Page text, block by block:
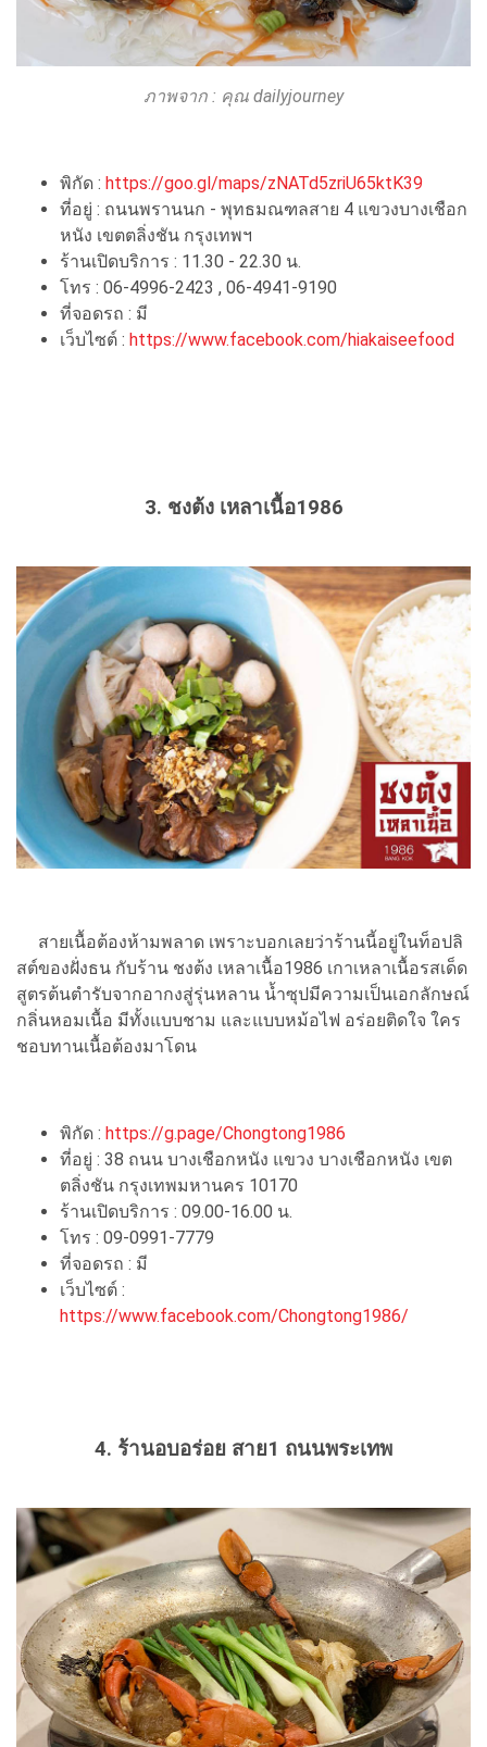
ภาพจาก : คุณ dailyjourney
พิกัด : https://goo.gl/maps/zNATd5zriU65ktK39
ที่อยู่ : ถนนพรานนก - พุทธมณฑลสาย 4 แขวงบางเชือก
หนัง เขตตลิ่งชัน กรุงเทพฯ
ร้านเปิดบริการ : 11.30 - 22.30 น.
โทร : 06-4996-2423 , 06-4941-9190
ที่จอดรถ : มี
เว็บไซต์ : https://www.facebook.com/hiakaiseefood
3. ชงต้ง เหลาเนื้อ1986
สายเนื้อต้องห้ามพลาด เพราะบอกเลยว่าร้านนี้อยู่ในท็อปลิ
สต์ของฝั่งธน กับร้าน ชงต้ง เหลาเนื้อ1986 เกาเหลาเนื้อรสเด็ด
สูตรต้นตำรับจากอากงสู่รุ่นหลาน น้ำซุปมีความเป็นเอกลักษณ์
กลิ่นหอมเนื้อ มีทั้งแบบชาม และแบบหม้อไฟ อร่อยติดใจ ใคร
ชอบทานเนื้อต้องมาโดน
พิกัด : https://g.page/Chongtong1986
ที่อยู่ : 38 ถนน บางเชือกหนัง แขวง บางเชือกหนัง เขต
ตลิ่งชัน กรุงเทพมหานคร 10170
ร้านเปิดบริการ : 09.00-16.00 น.
โทร : 09-0991-7779
ที่จอดรถ : มี
เว็บไซต์ :
https://www.facebook.com/Chongtong1986/
4. ร้านอบอร่อย สาย1 ถนนพระเทพ